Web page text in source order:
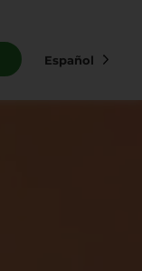
Español